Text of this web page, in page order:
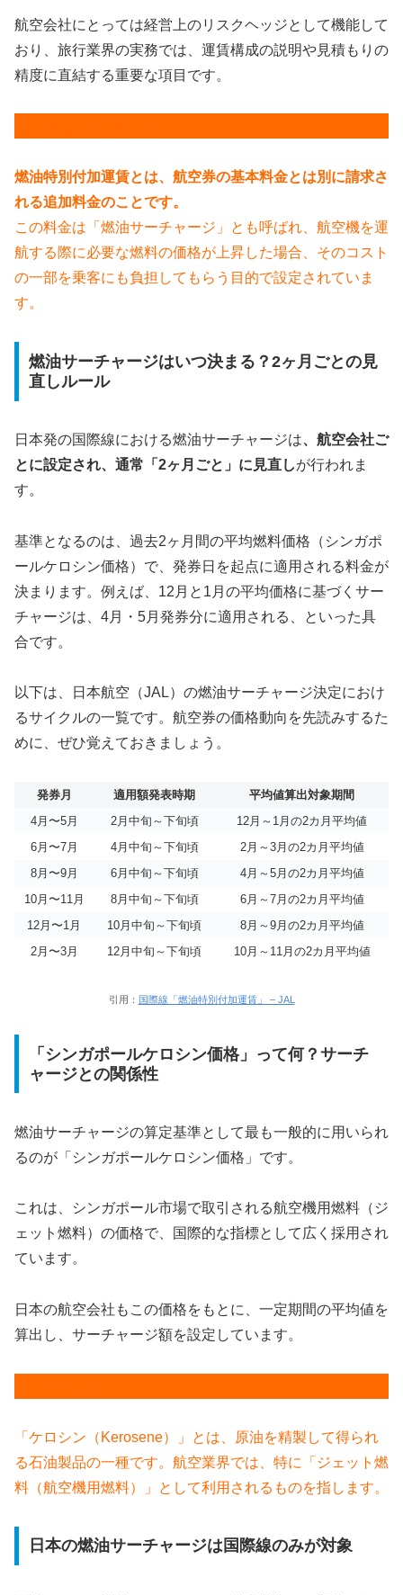
航空会社にとっては経営上のリスクヘッジとして機能して
おり、旅行業界の実務では、運賃構成の説明や見積もりの
精度に直結する重要な項目です。
燃油特別付加運賃とは、航空券の基本料金とは別に請求さ
れる追加料金のことです。
この料金は「燃油サーチャージ」とも呼ばれ、航空機を運
航する際に必要な燃料の価格が上昇した場合、そのコスト
の一部を乗客にも負担してもらう目的で設定されていま
す。
燃油サーチャージはいつ決まる？2ヶ月ごとの見
直しルール
日本発の国際線における燃油サーチャージは、航空会社ご
とに設定され、通常「2ヶ月ごと」に見直しが行われま
す。
基準となるのは、過去2ヶ月間の平均燃料価格（シンガポ
ールケロシン価格）で、発券日を起点に適用される料金が
決まります。例えば、12月と1月の平均価格に基づくサー
チャージは、4月・5月発券分に適用される、といった具
合です。
以下は、日本航空（JAL）の燃油サーチャージ決定におけ
るサイクルの一覧です。航空券の価格動向を先読みするた
めに、ぜひ覚えておきましょう。
発券月 適用額発表時期
平均値算出対象期間
4月〜5月
2月中旬～下旬頃
12月～1月の2カ月平均値
6月〜7月
4月中旬～下旬頃
2月～3月の2カ月平均値
8月〜9月
6月中旬～下旬頃
4月～5月の2カ月平均値
10月〜11月
8月中旬～下旬頃
6月～7月の2カ月平均値
12月〜1月
10月中旬～下旬頃
8月～9月の2カ月平均値
2月〜3月
12月中旬～下旬頃 10月～11月の2カ月平均値
引用： 国際線「燃油特別付加運賃」 – JAL
「シンガポールケロシン価格」って何？サーチ
ャージとの関係性
燃油サーチャージの算定基準として最も一般的に用いられ
るのが「シンガポールケロシン価格」です。
これは、シンガポール市場で取引される航空機用燃料（ジ
ェット燃料）の価格で、国際的な指標として広く採用され
ています。
日本の航空会社もこの価格をもとに、一定期間の平均値を
算出し、サーチャージ額を設定しています。
「ケロシン（Kerosene）」とは、原油を精製して得られ
る石油製品の一種です。航空業界では、特に「ジェット燃
料（航空機用燃料）」として利用されるものを指します。
日本の燃油サーチャージは国際線のみが対象